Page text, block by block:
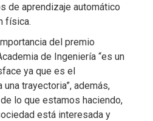
de aprendizaje automático
física.
del premio
de Ingeniería “es un
ya que es el
trayectoria”, además,
lo que estamos haciendo,
está interesada y